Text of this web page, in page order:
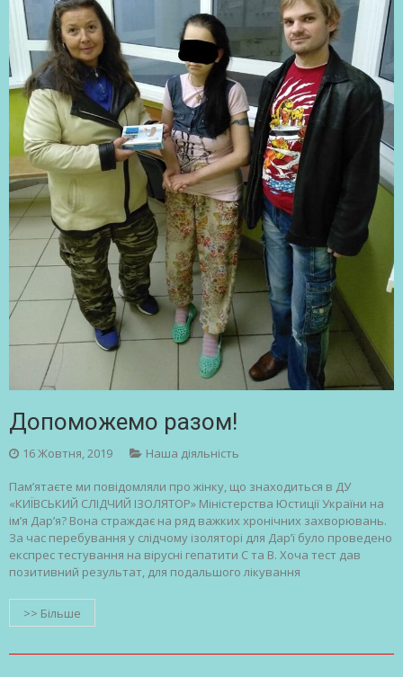
Допоможемо разом!
16 Жовтня, 2019 Наша діяльність
Пам’ятаєте ми повідомляли про жінку, що знаходиться в ДУ
«КИЇВСЬКИЙ СЛІДЧИЙ ІЗОЛЯТОР» Міністерства Юстиції України на
ім’я Дар’я? Вона страждає на ряд важких хронічних захворювань.
За час перебування у слідчому ізоляторі для Дар’ї було проведено
експрес тестування на вірусні гепатити С та В. Хоча тест дав
позитивний результат, для подальшого лікування
>> Більше